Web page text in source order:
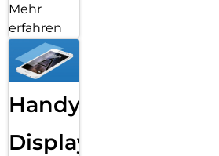
Mehr
erfahren
Handy
Displayfolie